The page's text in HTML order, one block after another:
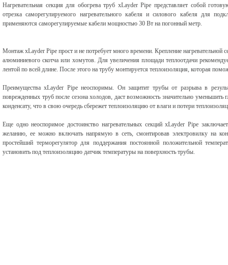
Нагревательная секция для обогрева труб xLayder Pipe представляет собой
отрезка саморегулируемого нагревательного кабеля и силового кабеля для
применяются саморегулируемые кабели мощностью 30 Вт на погонный метр.
Монтаж xLayder Pipe прост и не потребует много времени. Крепление нагревательной
алюминиевого скотча или хомутов. Для увеличения площади теплоотдачи
лентой по всей длине. После этого на трубу монтируется теплоизоляция, которая
Преимущества xLayder Pipe неоспоримы. Он защитит трубы от разрыва в
поврежденных труб после сезона холодов, даст возможность значительно уменьшить
конденсату, что в свою очередь сбережет теплоизоляцию от влаги и потери
Еще одно неоспоримое достоинство нагревательных секций xLayder Pipe
желанию, ее можно включать напрямую в сеть, смонтировав электровилку на
простейший терморегулятор для поддержания постоянной положительной
установить под теплоизоляцию датчик температуры на поверхность трубы.